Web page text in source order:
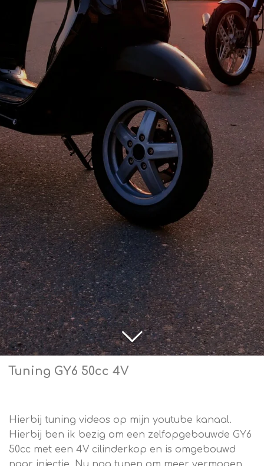
Tuning GY6 50cc 4V
Hierbij tuning videos op mijn youtube kanaal.
Hierbij ben ik bezig om een zelfopgebouwde GY6
50cc met een 4V cilinderkop en is omgebouwd